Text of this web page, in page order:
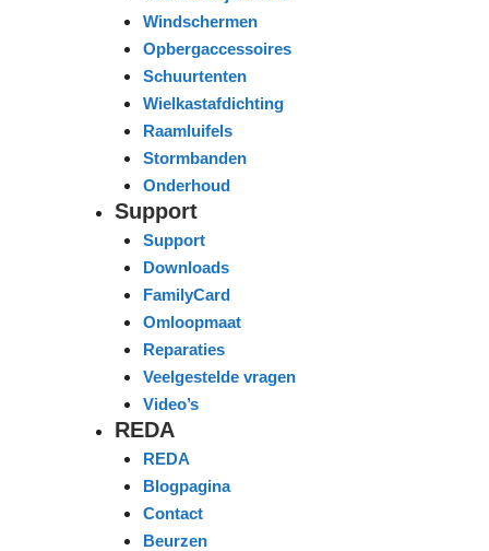
Windschermen
Opbergaccessoires
Schuurtenten
Wielkastafdichting
Raamluifels
Stormbanden
Onderhoud
Support
Support
Downloads
FamilyCard
Omloopmaat
Reparaties
Veelgestelde vragen
Video’s
REDA
REDA
Blogpagina
Contact
Beurzen